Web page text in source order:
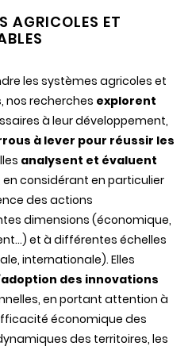
AGRICOLES ET
les systèmes agricoles et
nos recherches explorent
à leur développement,
à lever pour réussir les
analysent et évaluent
en considérant en particulier
des actions
dimensions (économique,
et à différentes échelles
internationale). Elles
des innovations
en portant attention à
économique des
des territoires, les